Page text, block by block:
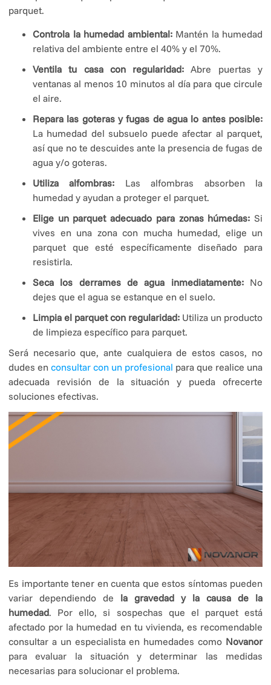
parquet.
Controla la humedad ambiental:Mantén la humedad
relativa del ambiente entre el 40% y el 70%.
Ventila tu casa con regularidad: Abre puertas y
ventanas al menos 10 minutos al día para que circule
el aire.
Repara las goteras y fugas de agua lo antes posible:
La humedad del subsuelo puede afectar al parquet,
así que no te descuides ante la presencia de fugas de
agua y/o goteras.
Utiliza alfombras: Las alfombras absorben la
humedad y ayudan a proteger el parquet.
Elige un parquet adecuado para zonas húmedas: Si
vives en una zona con mucha humedad, elige un
parquet que esté específicamente diseñado para
resistirla.
Seca los derrames de agua inmediatamente:No
dejes que el agua se estanque en el suelo.
Limpia el parquet con regularidad: Utiliza un producto
de limpieza específico para parquet.
Será necesario que, ante cualquiera de estos casos, no
dudes en consultar con un profesional para que realice una
adecuada revisión de la situación y pueda ofrecerte
soluciones efectivas.
Es importante tener en cuenta que estos síntomas pueden
variar dependiendo de la gravedad y la causa de la
humedad. Por ello, si sospechas que el parquet está
afectado por la humedad en tu vivienda, es recomendable
consultar a un especialista en humedades como Novanor
para evaluar la situación y determinar las medidas
necesarias para solucionar el problema.